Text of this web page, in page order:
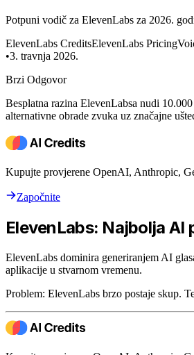
Potpuni vodič za ElevenLabs za 2026.
ElevenLabs CreditsElevenLabs Pricing
•3. travnja 2026.
Brzi Odgovor
Besplatna razina ElevenLabsa nudi
alternativne obrade zvuka uz značajne
Kupujte provjerene OpenAI, Anthropic,
Započnite
ElevenLabs: Najbolja AI
ElevenLabs dominira generiranjem AI
aplikacije u stvarnom vremenu.
Problem: ElevenLabs brzo postaje skup.